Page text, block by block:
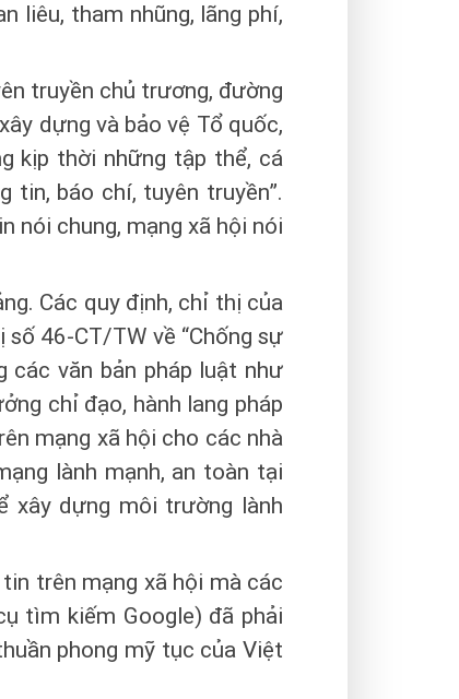
liêu, tham nhũng, lãng phí,
truyền chủ trương, đường
dựng và bảo vệ Tổ quốc,
kịp thời những tập thể, cá
tin, báo chí, tuyên truyền”.
nói chung, mạng xã hội nói
Các quy định, chỉ thị của
46-CT/TW về “Chống sự
các văn bản pháp luật như
chỉ đạo, hành lang pháp
mạng xã hội cho các nhà
lành mạnh, an toàn tại
xây dựng môi trường lành
trên mạng xã hội mà các
tìm kiếm Google) đã phải
phong mỹ tục của Việt